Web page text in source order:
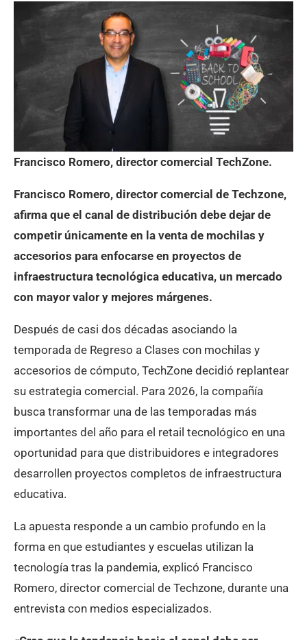
Francisco Romero, director comercial TechZone.
Francisco Romero, director comercial de Techzone,
afirma que el canal de distribución debe dejar de
competir únicamente en la venta de mochilas y
accesorios para enfocarse en proyectos de
infraestructura tecnológica educativa, un mercado
con mayor valor y mejores márgenes.
Después de casi dos décadas asociando la
temporada de Regreso a Clases con mochilas y
accesorios de cómputo, TechZone decidió replantear
su estrategia comercial. Para 2026, la compañía
busca transformar una de las temporadas más
importantes del año para el retail tecnológico en una
oportunidad para que distribuidores e integradores
desarrollen proyectos completos de infraestructura
educativa.
La apuesta responde a un cambio profundo en la
forma en que estudiantes y escuelas utilizan la
tecnología tras la pandemia, explicó Francisco
Romero, director comercial de Techzone, durante una
entrevista con medios especializados.